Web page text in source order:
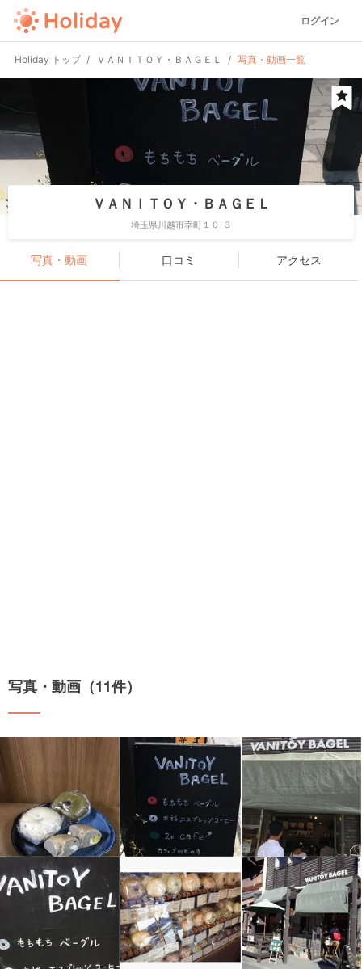
ログイン
Holiday トップ ＶＡＮＩＴＯＹ・ＢＡＧＥＬ 写真・動画一覧
ＶＡＮＩＴＯＹ・ＢＡＧＥＬ
埼玉県川越市幸町１０-３
写真・動画 口コミ アクセス
写真・動画（11件）